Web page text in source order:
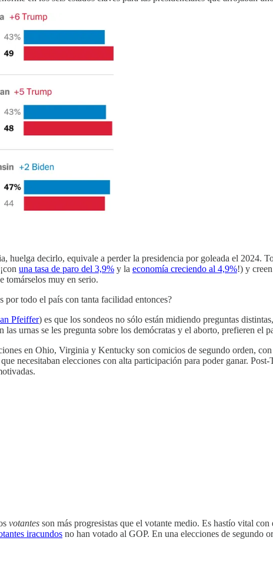
decirlo, equivale a perder la presidencia por goleada el 2024.
una tasa de paro del 3,9% y la economía creciendo al 4,9%!) y
tomárselos muy en serio.
por todo el país con tanta facilidad entonces?
Pfeiffer) es que los sondeos no sólo están midiendo preguntas
urnas se les pregunta sobre los demócratas y el aborto, prefieren el
en Ohio, Virginia y Kentucky son comicios de segundo orden,
necesitaban elecciones con alta participación para poder ganar.
votantes son más progresistas que el votante medio. Es hastío vital
iracundos no han votado al GOP. En una elecciones de segundo